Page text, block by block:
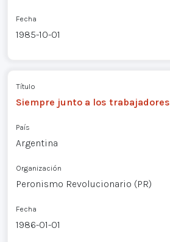
Fecha
1985-10-01
Título
Siempre junto a los trabajadores
País
Argentina
Organización
Peronismo Revolucionario (PR)
Fecha
1986-01-01